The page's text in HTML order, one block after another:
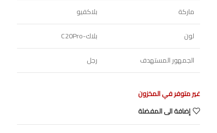
ماركة
بلاكفيو
لون
بلاك-C20Pro
الجمهور المستهدف
رجل
غير متوفر في المخزون
إضافة الى المفضلة